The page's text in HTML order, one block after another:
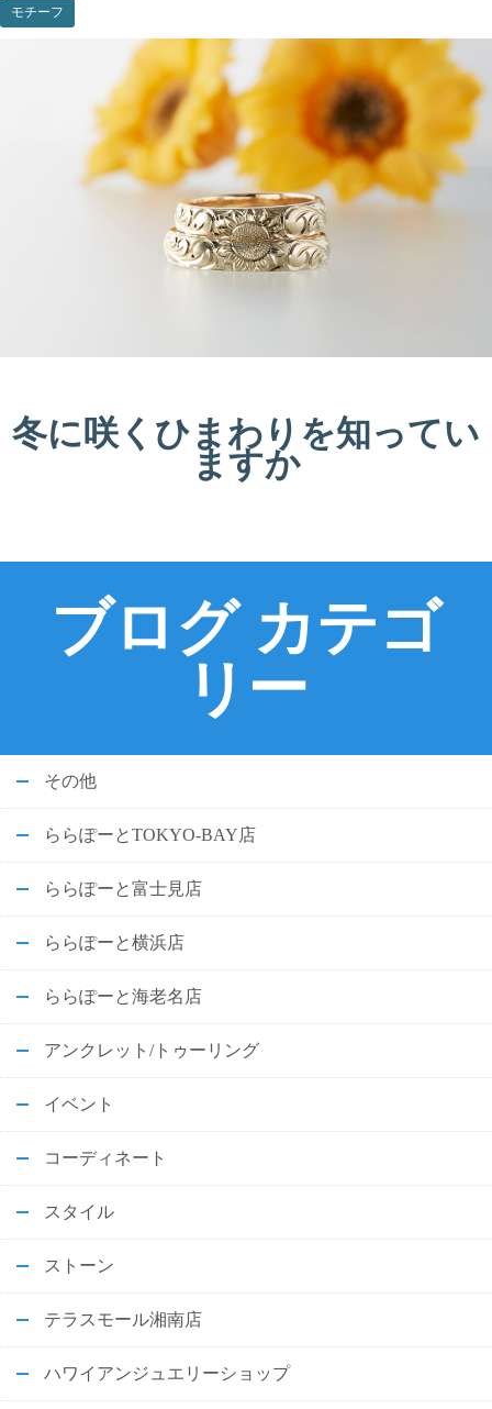
モチーフ
冬に咲くひまわりを知ってい
ますか
ブログ カテゴ
リー
その他
ららぽーとTOKYO-BAY店
ららぽーと富士見店
ららぽーと横浜店
ららぽーと海老名店
アンクレット/トゥーリング
イベント
コーディネート
スタイル
ストーン
テラスモール湘南店
ハワイアンジュエリーショップ